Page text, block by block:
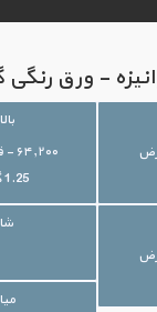
- ورق رنگی
1.25 گالوانیزه کاشان